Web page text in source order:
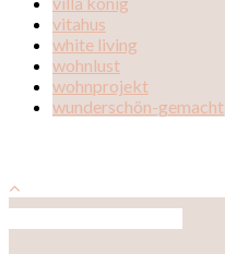
vitahus
white living
wohnlust
wohnprojekt
wunderschön-gemacht